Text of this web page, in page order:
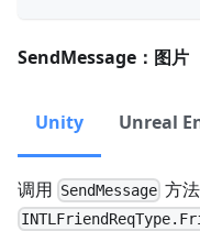
SendMessage：图片
Unity Unreal
调用 SendMessage 方